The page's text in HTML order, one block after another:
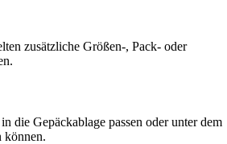
zusätzliche Größen-, Pack- oder
die Gepäckablage passen oder unter dem
können.